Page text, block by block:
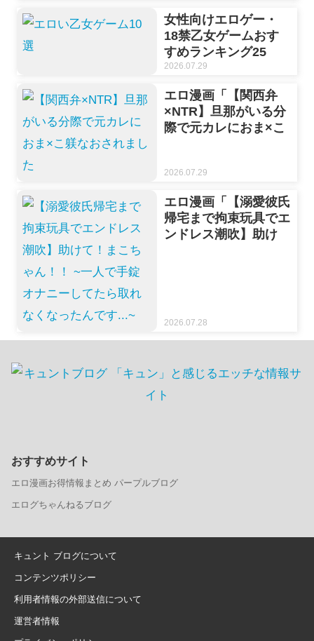
女性向けエロゲー・
18禁乙女ゲームおす
すめランキング25
選！イケメンとの濃厚
新】
2026.07.29
エロ漫画「【関西弁
×NTR】旦那がいる分
際で元カレにおま×こ
に無料で読む方法【や
2026.07.29
エロ漫画「【溺愛彼氏
帰宅まで拘束玩具でエ
ンドレス潮吹】助け
2026.07.28
おすすめサイト
エロ漫画お得情報まとめ パープルブログ
エログちゃんねるブログ
キュント ブログについて
コンテンツポリシー
利用者情報の外部送信について
運営者情報